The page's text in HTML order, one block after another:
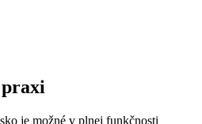
praxi
je možné v plnej funkčnosti